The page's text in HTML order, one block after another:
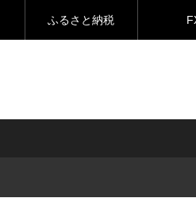
ふるさと納税
In The Speech Machine』で鳴らす